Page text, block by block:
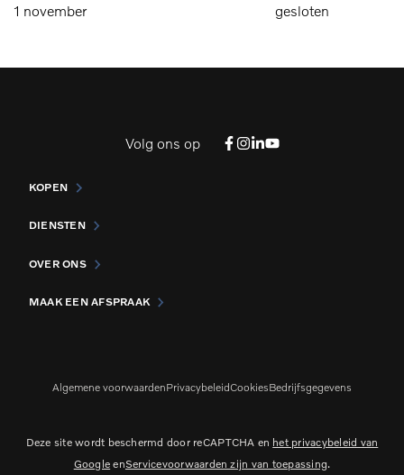
1 november
gesloten
Volg ons op
KOPEN
DIENSTEN
OVER ONS
MAAK EEN AFSPRAAK
Algemene voorwaardenPrivacybeleidCookiesBedrijfsgegevens
Deze site wordt beschermd door reCAPTCHA en het privacybeleid van
Google enServicevoorwaarden zijn van toepassing.